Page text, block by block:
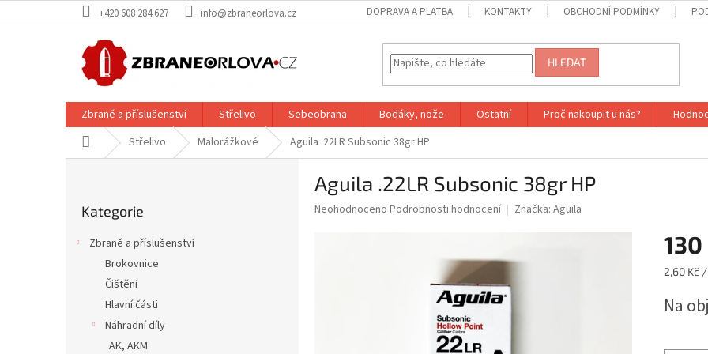
na
+420 608 284 627 info@zbraneorlova.cz DOPRAVA A PLATBA KONTAKTY OBCHODNÍ PODMÍNKY
HLEDAT
Zbraně a příslušenství Střelivo Sebeobrana Bodáky, nože Ostatní Proč nakoupit u nás?
Domů Střelivo Malorážkové Aguila .22LR Subsonic 38gr HP
kategorie
Kategorie
Zbraně a příslušenství
Brokovnice
Čištění
Hlavní části
Náhradní díly
AK, AKM
Aguila .22LR Subsonic 38gr HP
Průměrné
Neohodnoceno Podrobnosti hodnocení Značka: Aguila
130
Měrná
2,60 Kč /
Na